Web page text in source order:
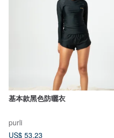
基本款黑色防曬衣
purli
US$ 53.23